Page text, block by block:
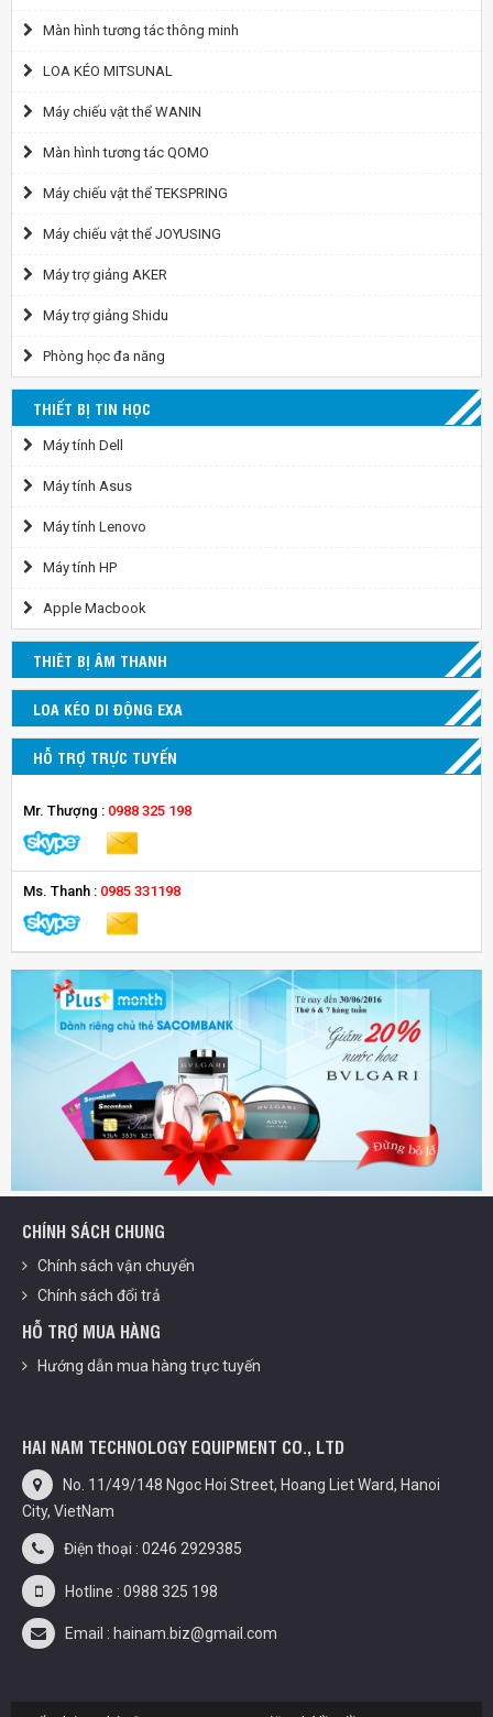
Màn hình tương tác thông minh
LOA KÉO MITSUNAL
Máy chiếu vật thể WANIN
Màn hình tương tác QOMO
Máy chiếu vật thể TEKSPRING
Máy chiếu vật thể JOYUSING
Máy trợ giảng AKER
Máy trợ giảng Shidu
Phòng học đa năng
THIẾT BỊ TIN HỌC
Máy tính Dell
Máy tính Asus
Máy tính Lenovo
Máy tính HP
Apple Macbook
THIÊT BỊ ÂM THANH
LOA KÉO DI ĐỘNG EXA
HỖ TRỢ TRỰC TUYẾN
Mr. Thượng : 0988 325 198
Ms. Thanh : 0985 331198
CHÍNH SÁCH CHUNG
Chính sách vận chuyển
Chính sách đổi trả
HỖ TRỢ MUA HÀNG
Hướng dẫn mua hàng trực tuyến
HAI NAM TECHNOLOGY EQUIPMENT CO., LTD
No. 11/49/148 Ngoc Hoi Street, Hoang Liet Ward, Hanoi
City, VietNam
Điện thoại : 0246 2929385
Hotline : 0988 325 198
Email : hainam.biz@gmail.com